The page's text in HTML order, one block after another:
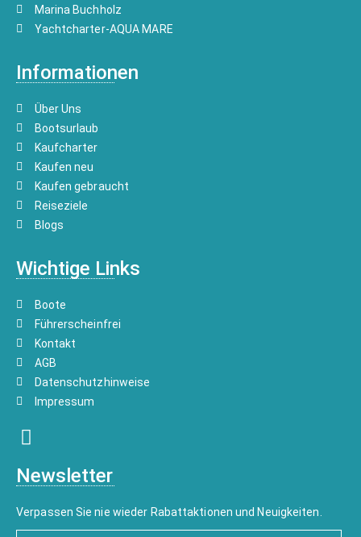
Marina Buchholz
Yachtcharter-AQUA MARE
Informationen
Über Uns
Bootsurlaub
Kaufcharter
Kaufen neu
Kaufen gebraucht
Reiseziele
Blogs
Wichtige Links
Boote
Führerscheinfrei
Kontakt
AGB
Datenschutzhinweise
Impressum
Newsletter
Verpassen Sie nie wieder Rabattaktionen und Neuigkeiten.